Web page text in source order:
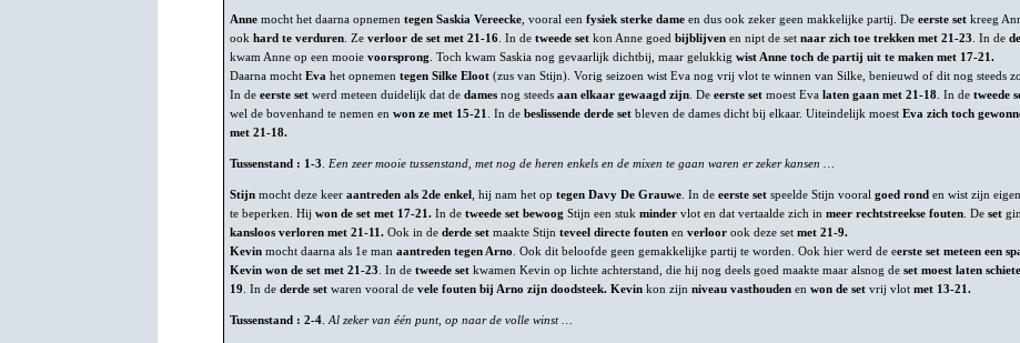
Anne mocht het daarna opnemen tegen Saskia Vereecke , vooral een fysiek sterke dame en dus ook zeker geen makkelijke partij. De eerste set kreeg
ook hard te verduren . Ze verloor de set met 21-16 . In de tweede set kon Anne goed bijblijven en nipt de set naar zich toe trekken met 21-23 . In de
kwam Anne op een mooie voorsprong . Toch kwam Saskia nog gevaarlijk dichtbij, maar gelukkig wist Anne toch de partij uit te maken met 17-21.
Daarna mocht Eva het opnemen tegen Silke Eloot (zus van Stijn). Vorig seizoen wist Eva nog vrij vlot te winnen van Silke, benieuwd of dit nog steeds
In de eerste set werd meteen duidelijk dat de dames nog steeds aan elkaar gewaagd zijn . De eerste set moest Eva laten gaan met 21-18 . In de tweede
wel de bovenhand te nemen en won ze met 15-21 . In de beslissende derde set bleven de dames dicht bij elkaar. Uiteindelijk moest Eva zich toch
met 21-18.
Tussenstand : 1-3 Een zeer mooie tussenstand, met nog de heren enkels en de mixen te gaan waren er zeker kansen …
Stijn mocht deze keer aantreden als 2de enkel , hij nam het op tegen Davy De Grauwe . In de eerste set speelde Stijn vooral goed rond en wist zijn
te beperken. Hij won de set met 17-21. In de tweede set bewoog Stijn een stuk minder vlot en dat vertaalde zich in meer rechtstreekse fouten . De set
kansloos verloren met 21-11. Ook in de derde set maakte Stijn teveel directe fouten en verloor ook deze set met 21-9.
Kevin mocht daarna als 1e man aantreden tegen Arno . Ook dit beloofde geen gemakkelijke partij te worden. Ook hier werd de eerste set meteen een
Kevin won de set met 21-23 . In de tweede set kwamen Kevin op lichte achterstand, die hij nog deels goed maakte maar alsnog de set moest laten
19 . In de derde set waren vooral de vele fouten bij Arno zijn doodsteek. Kevin kon zijn niveau vasthouden en won de set vrij vlot met 13-21.
Tussenstand : 2-4 Al zeker van één punt, op naar de volle winst …